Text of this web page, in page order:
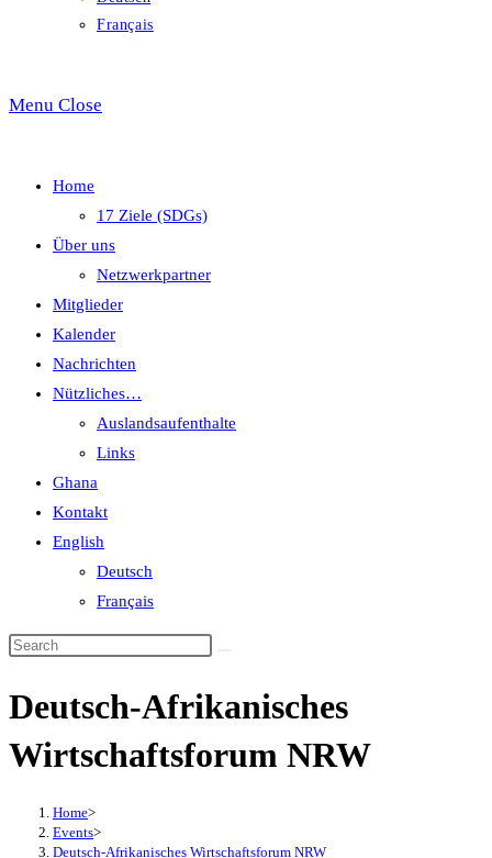
Français
Menu Close
Home
17 Ziele (SDGs)
Über uns
Netzwerkpartner
Mitglieder
Kalender
Nachrichten
Nützliches…
Auslandsaufenthalte
Links
Ghana
Kontakt
English
Deutsch
Français
Deutsch-Afrikanisches
Wirtschaftsforum NRW
Home>
Events>
Deutsch-Afrikanisches Wirtschaftsforum NRW